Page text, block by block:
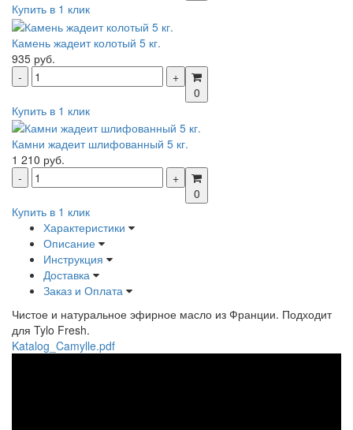
Купить в 1 клик
Камень жадеит колотый 5 кг.
935 руб.
0
Купить в 1 клик
Камни жадеит шлифованный 5 кг.
1 210 руб.
0
Купить в 1 клик
Характеристики
Описание
Инструкция
Доставка
Заказ и Оплата
Чистое и натуральное эфирное масло из Франции. Подходит
для Tylo Fresh.
Katalog_Camylle.pdf